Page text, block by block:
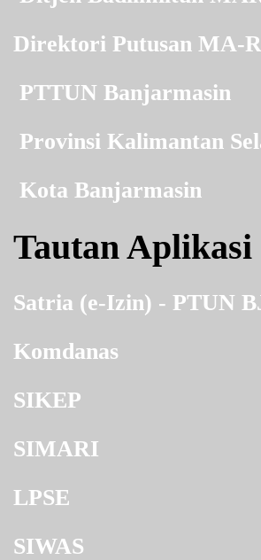
Direktori Putusan MA-
PTTUN Banjarmasin
Provinsi Kalimantan
Kota Banjarmasin
Tautan Aplikasi
Satria (e-Izin) - PTUN
Komdanas
SIKEP
SIMARI
LPSE
SIWAS